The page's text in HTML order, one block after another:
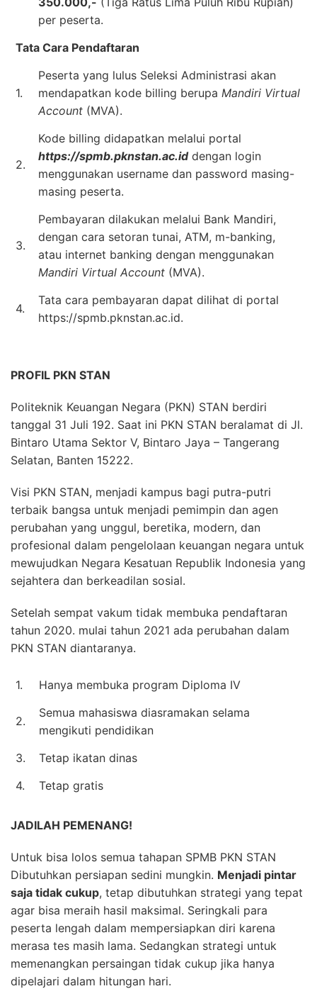
per peserta.
Tata Cara Pendaftaran
1.
Peserta yang lulus Seleksi Administrasi akan
mendapatkan kode billing berupa Mandiri Virtual
Account (MVA).
2.
Kode billing didapatkan melalui portal
https://spmb.pknstan.ac.iddengan login
menggunakan username dan password masing-
masing peserta.
3.
Pembayaran dilakukan melalui Bank Mandiri,
dengan cara setoran tunai, ATM, m-banking,
atau internet banking dengan menggunakan
Mandiri Virtual Account (MVA).
4.
Tata cara pembayaran dapat dilihat di portal
https://spmb.pknstan.ac.id.
PROFIL PKN STAN
Politeknik Keuangan Negara (PKN) STAN berdiri
tanggal 31 Juli 192. Saat ini PKN STAN beralamat di Jl.
Bintaro Utama Sektor V, Bintaro Jaya – Tangerang
Selatan, Banten 15222.
Visi PKN STAN, menjadi kampus bagi putra-putri
terbaik bangsa untuk menjadi pemimpin dan agen
perubahan yang unggul, beretika, modern, dan
profesional dalam pengelolaan keuangan negara untuk
mewujudkan Negara Kesatuan Republik Indonesia yang
sejahtera dan berkeadilan sosial.
Setelah sempat vakum tidak membuka pendaftaran
tahun 2020. mulai tahun 2021 ada perubahan dalam
PKN STAN diantaranya.
1. Hanya membuka program Diploma IV
2.
Semua mahasiswa diasramakan selama
mengikuti pendidikan
3.
Tetap ikatan dinas
4.
Tetap gratis
JADILAH PEMENANG!
Untuk bisa lolos semua tahapan SPMB PKN STAN
Dibutuhkan persiapan sedini mungkin. Menjadi pintar
saja tidak cukup, tetap dibutuhkan strategi yang tepat
agar bisa meraih hasil maksimal. Seringkali para
peserta lengah dalam mempersiapkan diri karena
merasa tes masih lama. Sedangkan strategi untuk
memenangkan persaingan tidak cukup jika hanya
dipelajari dalam hitungan hari.